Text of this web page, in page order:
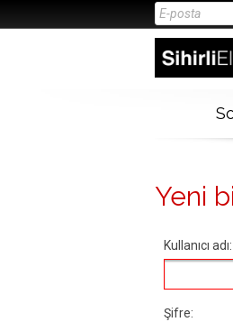
Yeni
Kullanıcı adı:
Şifre: